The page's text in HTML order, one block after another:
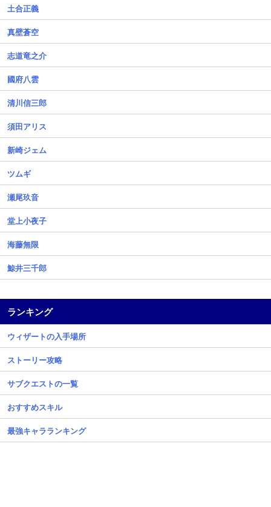
土合正義
真壁蒼空
志道竜之介
國府八雲
清川信三郎
須田アリス
新崎ジェム
ツムギ
瀬尾玖音
堂上小夜子
海藤無限
鯨井三千郎
ランキング
ウィザートの入手場所
ストーリー攻略
サブクエストの一覧
おすすめスキル
最強キャラランキング